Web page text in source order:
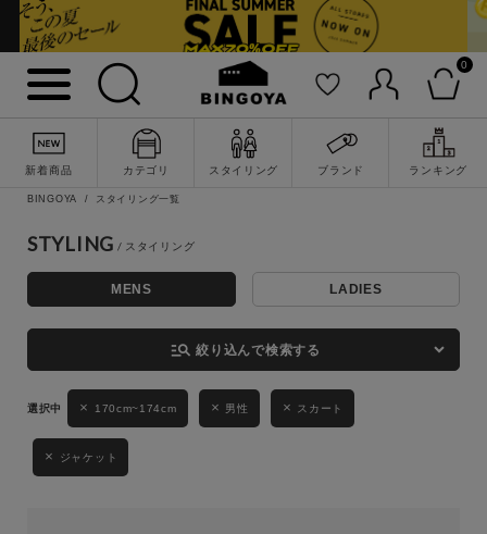
0
新着商品 カテゴリ スタイリング ブランド ランキング
詳細検索
キーワード
性別
MENS LADIES
BINGOYA スタイリング一覧
STYLING
MENS LADIES
manage_search 絞り込んで検索する
170cm~174cm 男性 スカート
ジャケット